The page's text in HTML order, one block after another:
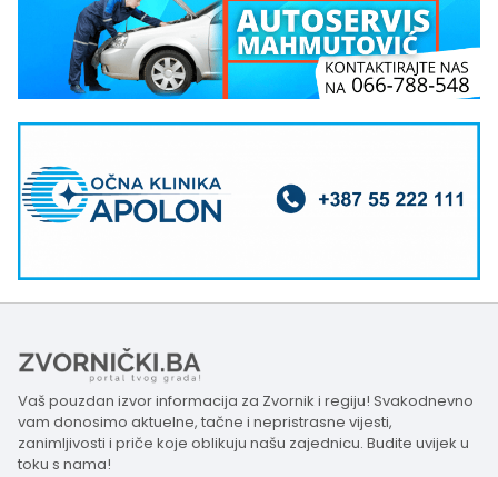
Vaš pouzdan izvor informacija za Zvornik i regiju! Svakodnevno
vam donosimo aktuelne, tačne i nepristrasne vijesti,
zanimljivosti i priče koje oblikuju našu zajednicu. Budite uvijek u
toku s nama!